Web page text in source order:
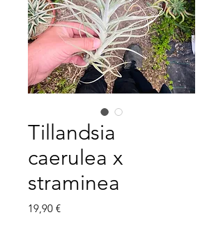
Tillandsia
caerulea x
straminea
19,90 €Prix